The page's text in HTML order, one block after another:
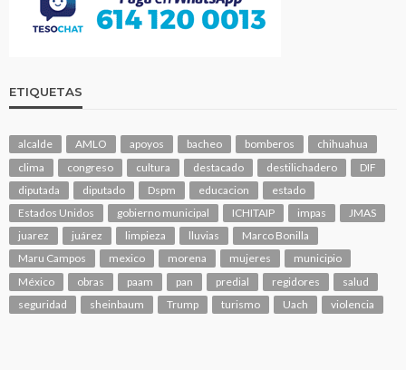
ETIQUETAS
alcalde AMLO apoyos bacheo bomberos
chihuahua
clima
congreso cultura destacado destilichadero
DIF
diputada
diputado Dspm educacion
estado
Estados Unidos
gobierno municipal ICHITAIP impas
JMAS
juarez
juárez limpieza lluvias
Marco Bonilla
Maru Campos
mexico morena mujeres
municipio
México
obras paam pan predial regidores
salud
seguridad
sheinbaum Trump turismo Uach violencia